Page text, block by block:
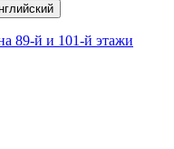
89-й и 101-й этажи